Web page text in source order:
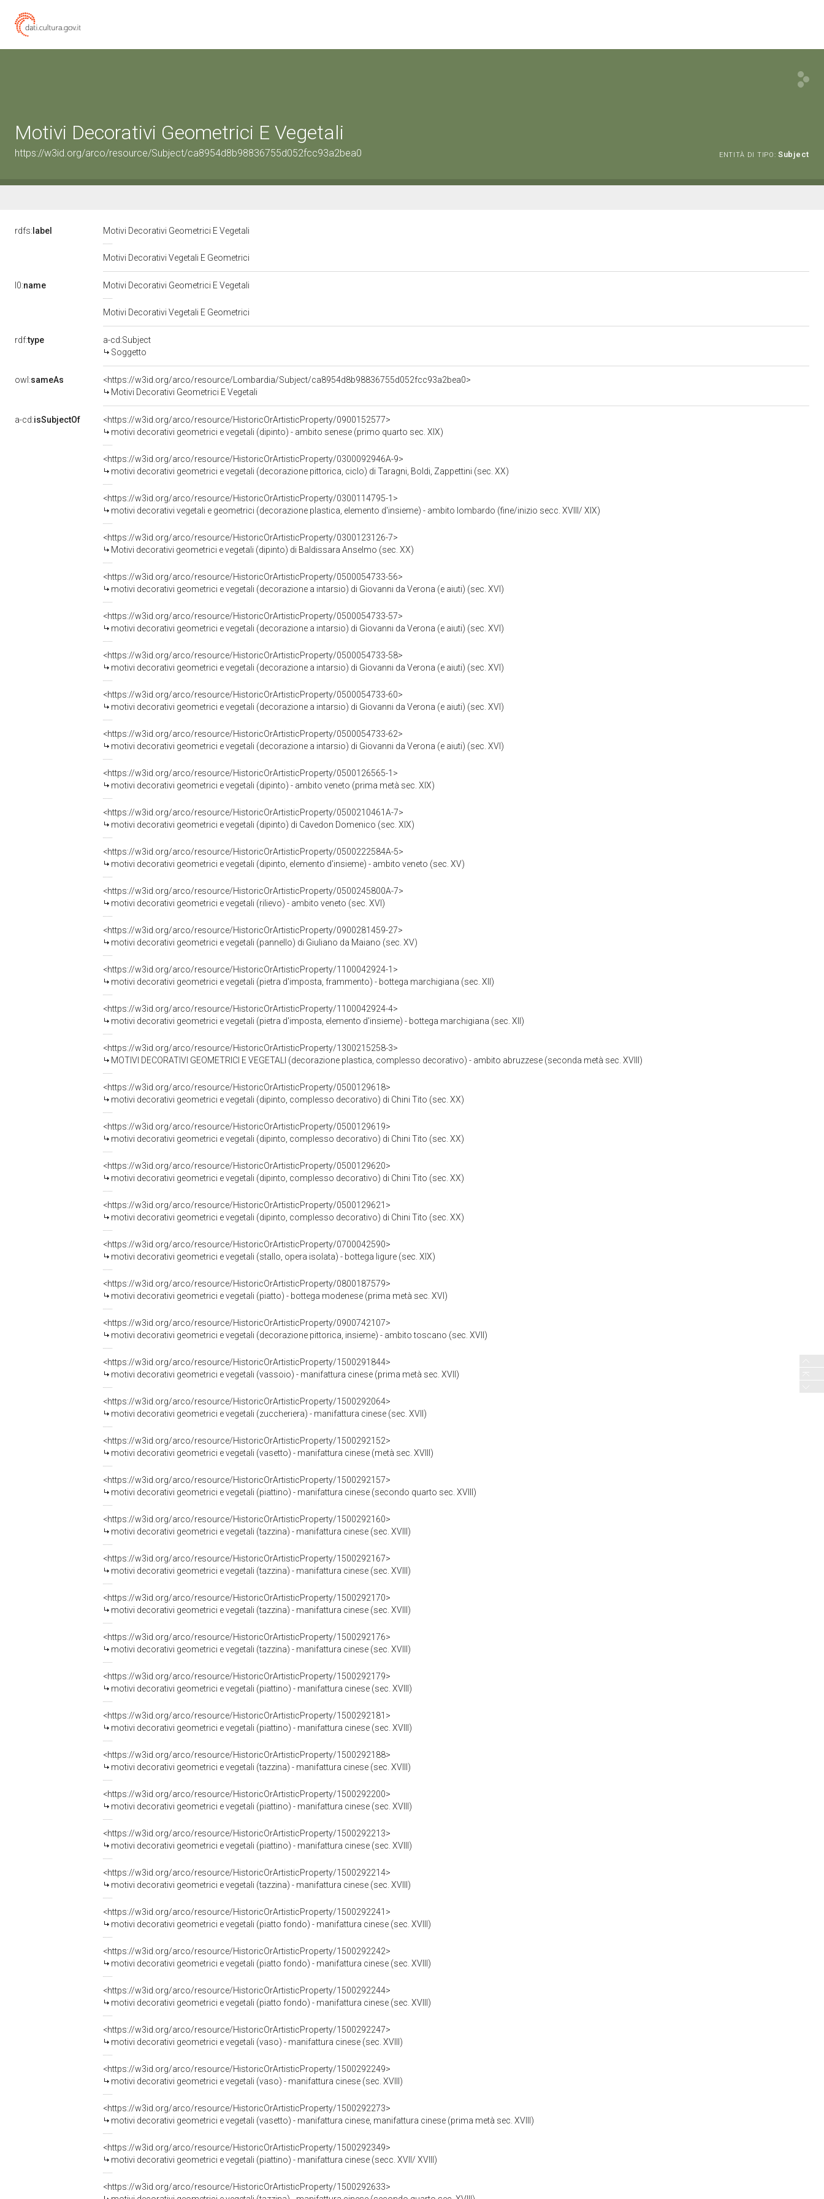
Motivi Decorativi Geometrici E Vegetali
https://w3id.org/arco/resource/Subject/ca8954d8b98836755d052fcc93a2bea0 ENTITÀ DI TIPO: Subject
rdfs: label Motivi Decorativi Geometrici E Vegetali
Motivi Decorativi Vegetali E Geometrici
l0:name Motivi Decorativi Geometrici E Vegetali
Motivi Decorativi Vegetali E Geometrici
rdf:type
a-cd:Subject
Soggetto
owl:sameAs
<https://w3id.org/arco/resource/Lombardia/Subject/ca8954d8b98836755d052fcc93a2bea0>
Motivi Decorativi Geometrici E Vegetali
a-cd:isSubjectOf
<https://w3id.org/arco/resource/HistoricOrArtisticProperty/0900152577>
motivi decorativi geometrici e vegetali (dipinto) - ambito senese (primo quarto sec. XIX)
<https://w3id.org/arco/resource/HistoricOrArtisticProperty/0300092946A-9>
motivi decorativi geometrici e vegetali (decorazione pittorica, ciclo) di Taragni, Boldi, Zappettini (sec. XX)
<https://w3id.org/arco/resource/HistoricOrArtisticProperty/0300114795-1>
motivi decorativi vegetali e geometrici (decorazione plastica, elemento d'insieme) - ambito lombardo (fine/inizio secc. XVIII/ XIX)
<https://w3id.org/arco/resource/HistoricOrArtisticProperty/0300123126-7>
Motivi decorativi geometrici e vegetali (dipinto) di Baldissara Anselmo (sec. XX)
<https://w3id.org/arco/resource/HistoricOrArtisticProperty/0500054733-56>
motivi decorativi geometrici e vegetali (decorazione a intarsio) di Giovanni da Verona (e aiuti) (sec. XVI)
<https://w3id.org/arco/resource/HistoricOrArtisticProperty/0500054733-57>
motivi decorativi geometrici e vegetali (decorazione a intarsio) di Giovanni da Verona (e aiuti) (sec. XVI)
<https://w3id.org/arco/resource/HistoricOrArtisticProperty/0500054733-58>
motivi decorativi geometrici e vegetali (decorazione a intarsio) di Giovanni da Verona (e aiuti) (sec. XVI)
<https://w3id.org/arco/resource/HistoricOrArtisticProperty/0500054733-60>
motivi decorativi geometrici e vegetali (decorazione a intarsio) di Giovanni da Verona (e aiuti) (sec. XVI)
<https://w3id.org/arco/resource/HistoricOrArtisticProperty/0500054733-62>
motivi decorativi geometrici e vegetali (decorazione a intarsio) di Giovanni da Verona (e aiuti) (sec. XVI)
<https://w3id.org/arco/resource/HistoricOrArtisticProperty/0500126565-1>
motivi decorativi geometrici e vegetali (dipinto) - ambito veneto (prima metà sec. XIX)
<https://w3id.org/arco/resource/HistoricOrArtisticProperty/0500210461A-7>
motivi decorativi geometrici e vegetali (dipinto) di Cavedon Domenico (sec. XIX)
<https://w3id.org/arco/resource/HistoricOrArtisticProperty/0500222584A-5>
motivi decorativi geometrici e vegetali (dipinto, elemento d'insieme) - ambito veneto (sec. XV)
<https://w3id.org/arco/resource/HistoricOrArtisticProperty/0500245800A-7>
motivi decorativi geometrici e vegetali (rilievo) - ambito veneto (sec. XVI)
<https://w3id.org/arco/resource/HistoricOrArtisticProperty/0900281459-27>
motivi decorativi geometrici e vegetali (pannello) di Giuliano da Maiano (sec. XV)
<https://w3id.org/arco/resource/HistoricOrArtisticProperty/1100042924-1>
motivi decorativi geometrici e vegetali (pietra d'imposta, frammento) - bottega marchigiana (sec. XII)
<https://w3id.org/arco/resource/HistoricOrArtisticProperty/1100042924-4>
motivi decorativi geometrici e vegetali (pietra d'imposta, elemento d'insieme) - bottega marchigiana (sec. XII)
<https://w3id.org/arco/resource/HistoricOrArtisticProperty/1300215258-3>
MOTIVI DECORATIVI GEOMETRICI E VEGETALI (decorazione plastica, complesso decorativo) - ambito abruzzese (seconda metà sec. XVIII)
<https://w3id.org/arco/resource/HistoricOrArtisticProperty/0500129618>
motivi decorativi geometrici e vegetali (dipinto, complesso decorativo) di Chini Tito (sec. XX)
<https://w3id.org/arco/resource/HistoricOrArtisticProperty/0500129619>
motivi decorativi geometrici e vegetali (dipinto, complesso decorativo) di Chini Tito (sec. XX)
<https://w3id.org/arco/resource/HistoricOrArtisticProperty/0500129620>
motivi decorativi geometrici e vegetali (dipinto, complesso decorativo) di Chini Tito (sec. XX)
<https://w3id.org/arco/resource/HistoricOrArtisticProperty/0500129621>
motivi decorativi geometrici e vegetali (dipinto, complesso decorativo) di Chini Tito (sec. XX)
<https://w3id.org/arco/resource/HistoricOrArtisticProperty/0700042590>
motivi decorativi geometrici e vegetali (stallo, opera isolata) - bottega ligure (sec. XIX)
<https://w3id.org/arco/resource/HistoricOrArtisticProperty/0800187579>
motivi decorativi geometrici e vegetali (piatto) - bottega modenese (prima metà sec. XVI)
<https://w3id.org/arco/resource/HistoricOrArtisticProperty/0900742107>
motivi decorativi geometrici e vegetali (decorazione pittorica, insieme) - ambito toscano (sec. XVII)
<https://w3id.org/arco/resource/HistoricOrArtisticProperty/1500291844>
motivi decorativi geometrici e vegetali (vassoio) - manifattura cinese (prima metà sec. XVII)
<https://w3id.org/arco/resource/HistoricOrArtisticProperty/1500292064>
motivi decorativi geometrici e vegetali (zuccheriera) - manifattura cinese (sec. XVII)
<https://w3id.org/arco/resource/HistoricOrArtisticProperty/1500292152>
motivi decorativi geometrici e vegetali (vasetto) - manifattura cinese (metà sec. XVIII)
<https://w3id.org/arco/resource/HistoricOrArtisticProperty/1500292157>
motivi decorativi geometrici e vegetali (piattino) - manifattura cinese (secondo quarto sec. XVIII)
<https://w3id.org/arco/resource/HistoricOrArtisticProperty/1500292160>
motivi decorativi geometrici e vegetali (tazzina) - manifattura cinese (sec. XVIII)
<https://w3id.org/arco/resource/HistoricOrArtisticProperty/1500292167>
motivi decorativi geometrici e vegetali (tazzina) - manifattura cinese (sec. XVIII)
<https://w3id.org/arco/resource/HistoricOrArtisticProperty/1500292170>
motivi decorativi geometrici e vegetali (tazzina) - manifattura cinese (sec. XVIII)
<https://w3id.org/arco/resource/HistoricOrArtisticProperty/1500292176>
motivi decorativi geometrici e vegetali (tazzina) - manifattura cinese (sec. XVIII)
<https://w3id.org/arco/resource/HistoricOrArtisticProperty/1500292179>
motivi decorativi geometrici e vegetali (piattino) - manifattura cinese (sec. XVIII)
<https://w3id.org/arco/resource/HistoricOrArtisticProperty/1500292181>
motivi decorativi geometrici e vegetali (piattino) - manifattura cinese (sec. XVIII)
<https://w3id.org/arco/resource/HistoricOrArtisticProperty/1500292188>
motivi decorativi geometrici e vegetali (tazzina) - manifattura cinese (sec. XVIII)
<https://w3id.org/arco/resource/HistoricOrArtisticProperty/1500292200>
motivi decorativi geometrici e vegetali (piattino) - manifattura cinese (sec. XVIII)
<https://w3id.org/arco/resource/HistoricOrArtisticProperty/1500292213>
motivi decorativi geometrici e vegetali (piattino) - manifattura cinese (sec. XVIII)
<https://w3id.org/arco/resource/HistoricOrArtisticProperty/1500292214>
motivi decorativi geometrici e vegetali (tazzina) - manifattura cinese (sec. XVIII)
<https://w3id.org/arco/resource/HistoricOrArtisticProperty/1500292241>
motivi decorativi geometrici e vegetali (piatto fondo) - manifattura cinese (sec. XVIII)
<https://w3id.org/arco/resource/HistoricOrArtisticProperty/1500292242>
motivi decorativi geometrici e vegetali (piatto fondo) - manifattura cinese (sec. XVIII)
<https://w3id.org/arco/resource/HistoricOrArtisticProperty/1500292244>
motivi decorativi geometrici e vegetali (piatto fondo) - manifattura cinese (sec. XVIII)
<https://w3id.org/arco/resource/HistoricOrArtisticProperty/1500292247>
motivi decorativi geometrici e vegetali (vaso) - manifattura cinese (sec. XVIII)
<https://w3id.org/arco/resource/HistoricOrArtisticProperty/1500292249>
motivi decorativi geometrici e vegetali (vaso) - manifattura cinese (sec. XVIII)
<https://w3id.org/arco/resource/HistoricOrArtisticProperty/1500292273>
motivi decorativi geometrici e vegetali (vasetto) - manifattura cinese, manifattura cinese (prima metà sec. XVIII)
<https://w3id.org/arco/resource/HistoricOrArtisticProperty/1500292349>
motivi decorativi geometrici e vegetali (piattino) - manifattura cinese (secc. XVII/ XVIII)
<https://w3id.org/arco/resource/HistoricOrArtisticProperty/1500292633>